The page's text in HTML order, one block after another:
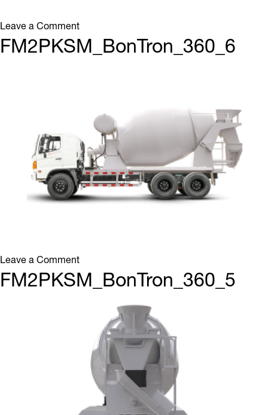
Leave a Commenton
Bồn
trộn
FM2PKSM_BonTron_360_6
Leave a Commenton
FM2PKSM_BonTron_360_6
FM2PKSM_BonTron_360_5